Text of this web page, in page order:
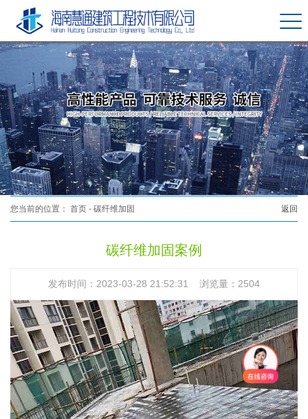
您当前的位置： 首页 - 碳纤维加固 返回
碳纤维加固案例
发布时间：2023-03-28 21:52:31 浏览量：2504